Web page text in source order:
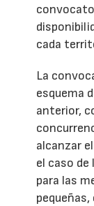
cada
La
esquema
anterior,
alcanzar
el caso de
para las